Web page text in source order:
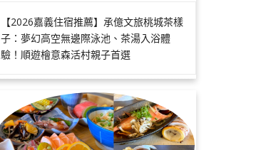
【2026嘉義住宿推薦】承億文旅桃城茶樣
子：夢幻高空無邊際泳池、茶湯入浴體
驗！順遊檜意森活村親子首選